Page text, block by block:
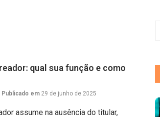
qual sua função e como
Publicado em 29 de junho de 2025
assume na ausência do titular,